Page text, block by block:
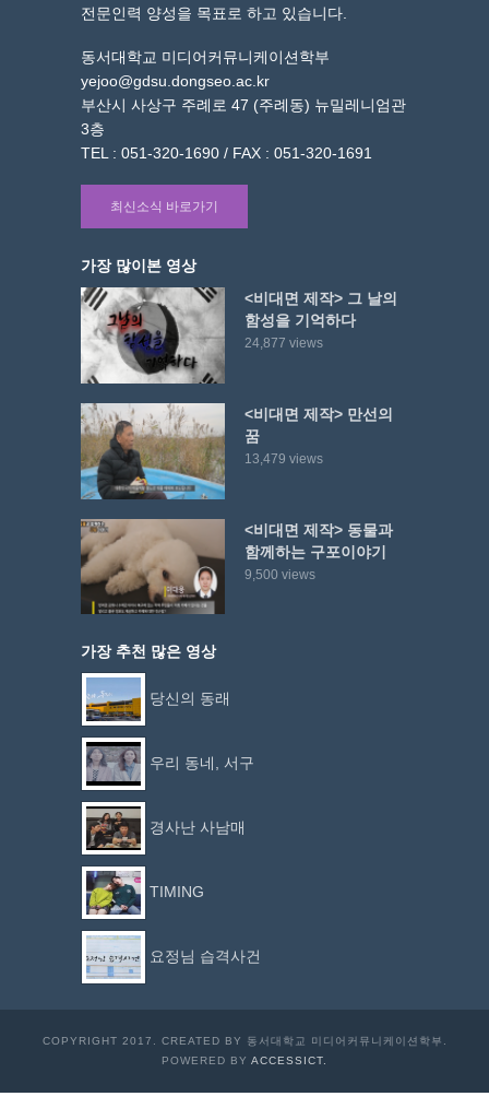
전문인력 양성을 목표로 하고 있습니다.
동서대학교 미디어커뮤니케이션학부
yejoo@gdsu.dongseo.ac.kr
부산시 사상구 주례로 47 (주례동) 뉴밀레니엄관
3층
TEL : 051-320-1690 / FAX : 051-320-1691
최신소식 바로가기
가장 많이본 영상
<비대면 제작> 그 날의
함성을 기억하다
24,877 views
<비대면 제작> 만선의
꿈
13,479 views
<비대면 제작> 동물과
함께하는 구포이야기
9,500 views
가장 추천 많은 영상
당신의 동래
우리 동네, 서구
경사난 사남매
TIMING
요정님 습격사건
COPYRIGHT 2017. CREATED BY 동서대학교 미디어커뮤니케이션학부.
POWERED BY ACCESSICT.